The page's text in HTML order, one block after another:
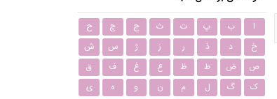
ا ب پ ت ث ج چ
ح
خ
د ذ ر ز ژ س
ش
ص
ض ط ظ ع غ ف
ق
ک
گ ل م ن و ه ی